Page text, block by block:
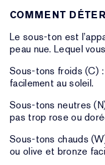
COMMENT
Le sous-ton est
peau nue. Lequel
Sous-tons froids (C)
facilement au soleil.
Sous-tons neutres
pas trop rose ou
Sous-tons chauds
ou olive et bronze